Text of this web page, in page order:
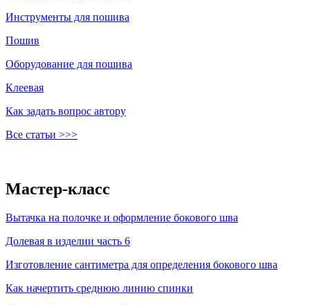
Инструменты для пошива
Пошив
Оборудование для пошива
Клеевая
Как задать вопрос автору
Все статьи >>>
Мастер-класс
Вытачка на полочке и оформление бокового шва
Долевая в изделии часть 6
Изготовление сантиметра для определения бокового шва
Как начертить среднюю линию спинки